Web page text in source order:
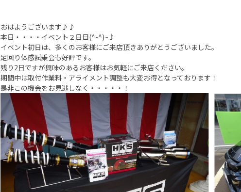
おはようございます♪♪
本日・・・・イベント２日目(^-^)~♪
イベント初日は、多くのお客様にご来店頂きありがとうございました。
足回り体感試乗会も好評です。
残り2日ですが興味のあるお客様はお気軽にご来店ください。
期間中は取付作業料・アライメント調整も大変お得となっております！
是非この機会をお見逃しなく・・・・・！